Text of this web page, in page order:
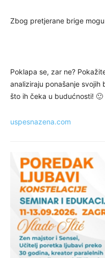
Zbog pretjerane brige
Poklapa se, zar ne?
analiziraju ponašanje svojih
što ih čeka u budućnosti! 🙂
uspesnazena.com